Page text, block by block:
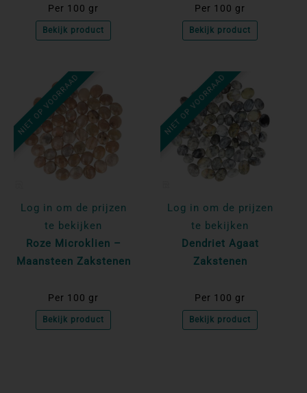
Per 100 gr
Bekijk product
Per 100 gr
Bekijk product
NIET OP VOORRAAD
Log in om de prijzen
te bekijken
Roze Microklien –
Maansteen Zakstenen
Per 100 gr
Bekijk product
NIET OP VOORRAAD
Log in om de prijzen
te bekijken
Dendriet Agaat
Zakstenen
Per 100 gr
Bekijk product